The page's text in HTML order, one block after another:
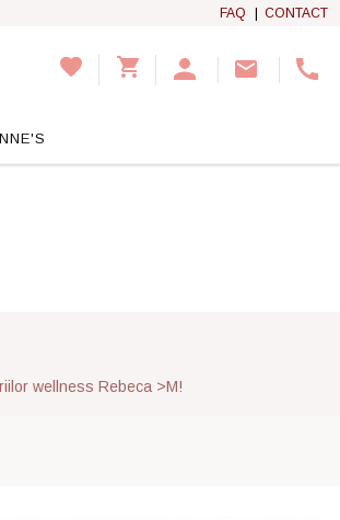
FAQ CONTACT
wellness Rebeca >M!